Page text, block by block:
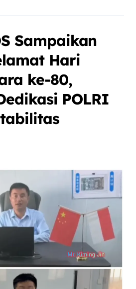
Sampaikan
Hari
ke-80,
POLRI